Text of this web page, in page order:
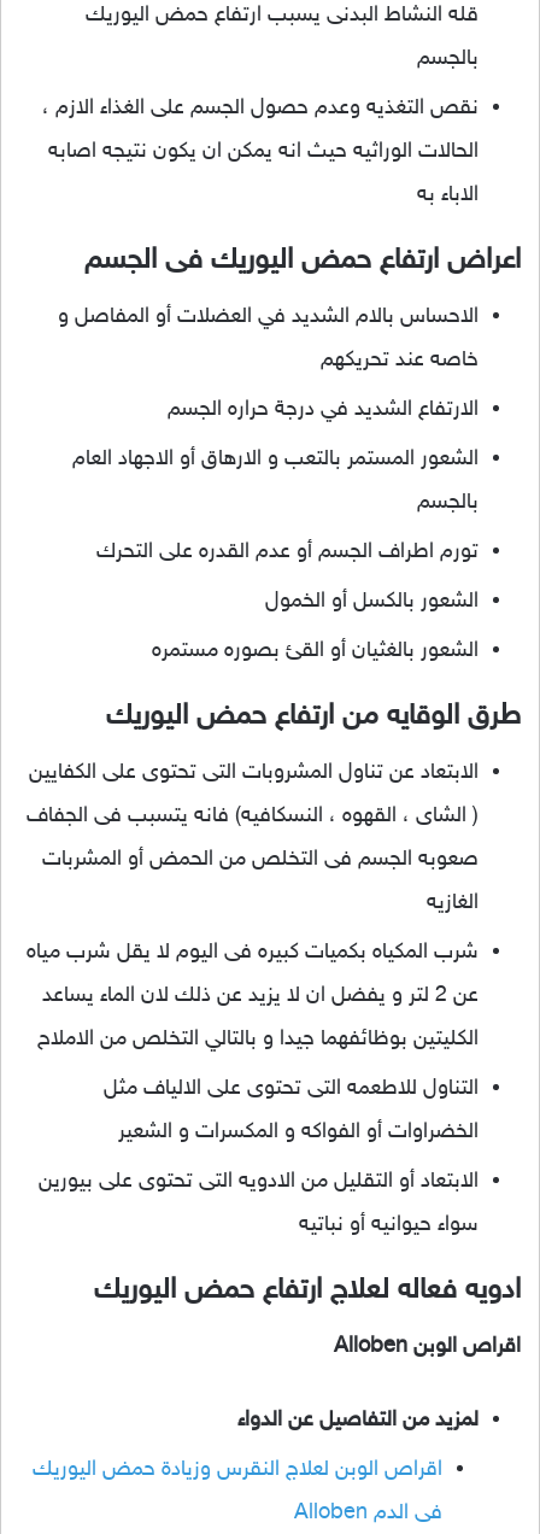
قله النشاط البدنى يسبب ارتفاع حمض اليوريك
بالجسم
نقص التغذيه وعدم حصول الجسم على الغذاء الازم ،
الحالات الوراثيه حيث انه يمكن ان يكون نتيجه اصابه
الاباء به
اعراض ارتفاع حمض اليوريك فى الجسم
الاحساس بالام الشديد في العضلات أو المفاصل و
خاصه عند تحريكهم
الارتفاع الشديد في درجة حراره الجسم
الشعور المستمر بالتعب و الارهاق أو الاجهاد العام
بالجسم
تورم اطراف الجسم أو عدم القدره على التحرك
الشعور بالكسل أو الخمول
الشعور بالغثيان أو القئ بصوره مستمره
طرق الوقايه من ارتفاع حمض اليوريك
الابتعاد عن تناول المشروبات التى تحتوى على الكفايين
( الشاى ، القهوه ، النسكافيه) فانه يتسبب فى الجفاف
صعوبه الجسم فى التخلص من الحمض أو المشربات
الغازيه
شرب المكياه بكميات كبيره فى اليوم لا يقل شرب مياه
عن 2 لتر و يفضل ان لا يزيد عن ذلك لان الماء يساعد
الكليتين بوظائفهما جيدا و بالتالي التخلص من الاملاح
التناول للاطعمه التى تحتوى على الالياف مثل
الخضراوات أو الفواكه و المكسرات و الشعير
الابتعاد أو التقليل من الادويه التى تحتوى على بيورين
سواء حيوانيه أو نباتيه
ادويه فعاله لعلاج ارتفاع حمض اليوريك
اقراص الوبن Alloben
لمزيد من التفاصيل عن الدواء
اقراص الوبن لعلاج النقرس وزيادة حمض اليوريك
فى الدم Alloben